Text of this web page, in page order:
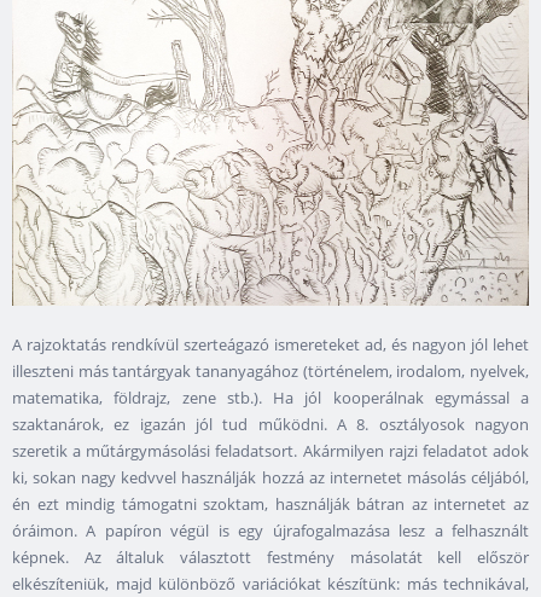
A rajzoktatás rendkívül szerteágazó ismereteket ad, és nagyon jól lehet
illeszteni más tantárgyak tananyagához (történelem, irodalom, nyelvek,
matematika, földrajz, zene stb.). Ha jól kooperálnak egymással a
szaktanárok, ez igazán jól tud működni. A 8. osztályosok nagyon
szeretik a műtárgymásolási feladatsort. Akármilyen rajzi feladatot adok
ki, sokan nagy kedvvel használják hozzá az internetet másolás céljából,
én ezt mindig támogatni szoktam, használják bátran az internetet az
óráimon. A papíron végül is egy újrafogalmazása lesz a felhasznált
képnek. Az általuk választott festmény másolatát kell először
elkészíteniük, majd különböző variációkat készítünk: más technikával,